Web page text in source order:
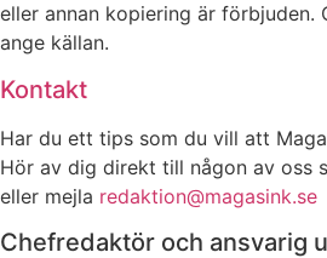
eller annan kopiering är förbjuden.
ange källan.
Kontakt
Har du ett tips som du vill att
Hör av dig direkt till någon av oss
eller mejla redaktion@magasink.se
Chefredaktör och ansvarig